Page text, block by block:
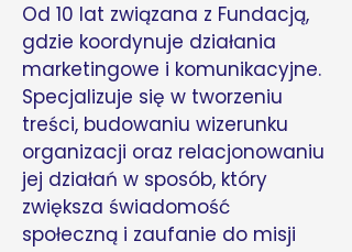
Od 10 lat związana z Fundacją,
gdzie koordynuje działania
marketingowe i komunikacyjne.
Specjalizuje się w tworzeniu
treści, budowaniu wizerunku
organizacji oraz relacjonowaniu
jej działań w sposób, który
zwiększa świadomość
społeczną i zaufanie do misji